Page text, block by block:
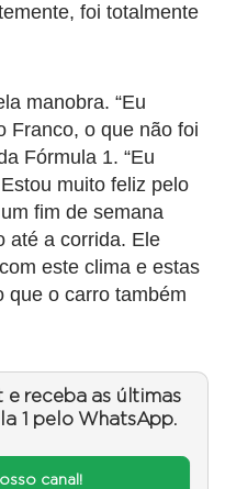
foi totalmente
manobra. “Eu
Franco, o que não foi
Fórmula 1. “Eu
muito feliz pelo
fim de semana
até a corrida. Ele
este clima e estas
que o carro também
e receba as últimas
1 pelo WhatsApp.
canal!